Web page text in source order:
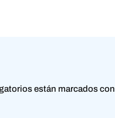
están marcados con